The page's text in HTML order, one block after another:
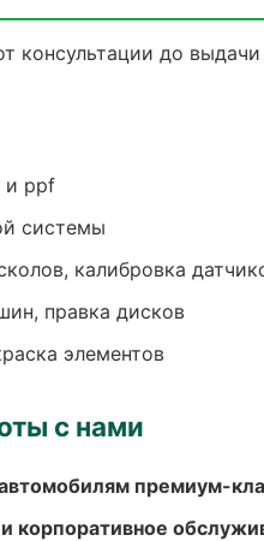
консультации до
и ppf
системы
калибровка
правка дисков
элементов
с нами
премиум-
корпоративное